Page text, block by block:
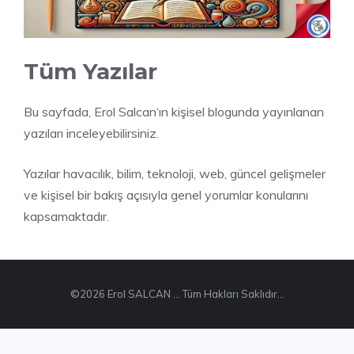
Tüm Yazılar
Bu sayfada, Erol Salcan‘ın kişisel blogunda yayınlanan
yazıları inceleyebilirsiniz.
Yazılar havacılık, bilim, teknoloji, web, güncel gelişmeler
ve kişisel bir bakış açısıyla genel yorumlar konularını
kapsamaktadır.
©2026 Erol SALCAN ... Tüm Hakları Saklıdır...